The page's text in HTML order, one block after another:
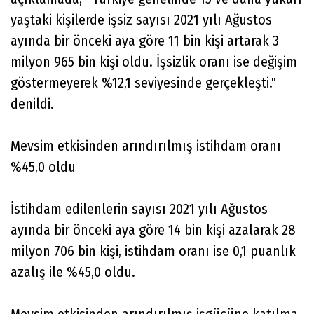
yaştaki kişilerde işsiz sayısı 2021 yılı Ağustos
ayında bir önceki aya göre 11 bin kişi artarak 3
milyon 965 bin kişi oldu. İşsizlik oranı ise değişim
göstermeyerek %12,1 seviyesinde gerçekleşti."
denildi.
Mevsim etkisinden arındırılmış istihdam oranı
%45,0 oldu
İstihdam edilenlerin sayısı 2021 yılı Ağustos
ayında bir önceki aya göre 14 bin kişi azalarak 28
milyon 706 bin kişi, istihdam oranı ise 0,1 puanlık
azalış ile %45,0 oldu.